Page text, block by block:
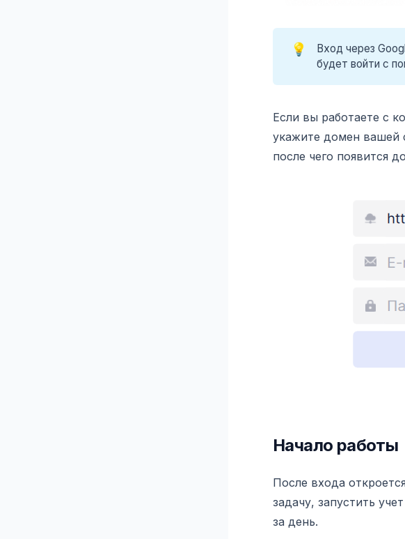
💡
Вход через
будет войти с
Если вы работаете с
укажите домен вашей
после чего появится
Начало работы
После входа
задачу, запустить
за день.